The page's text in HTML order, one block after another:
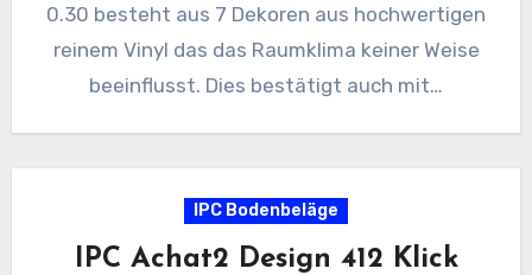
0.30 besteht aus 7 Dekoren aus hochwertigen
reinem Vinyl das das Raumklima keiner Weise
beeinflusst. Dies bestätigt auch mit…
IPC Bodenbeläge
IPC Achat2 Design 412 Klick